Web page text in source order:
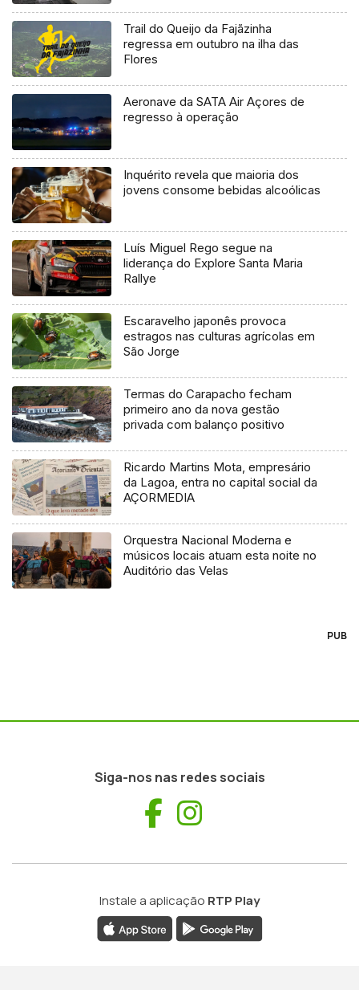
Trail do Queijo da Fajãzinha
regressa em outubro na ilha das
Flores
Aeronave da SATA Air Açores de
regresso à operação
Inquérito revela que maioria dos
jovens consome bebidas alcoólicas
Luís Miguel Rego segue na
liderança do Explore Santa Maria
Rallye
Escaravelho japonês provoca
estragos nas culturas agrícolas em
São Jorge
Termas do Carapacho fecham
primeiro ano da nova gestão
privada com balanço positivo
Ricardo Martins Mota, empresário
da Lagoa, entra no capital social da
AÇORMEDIA
Orquestra Nacional Moderna e
músicos locais atuam esta noite no
Auditório das Velas
PUB
Siga-nos nas redes sociais
Facebook
Instale a aplicação RTP Play